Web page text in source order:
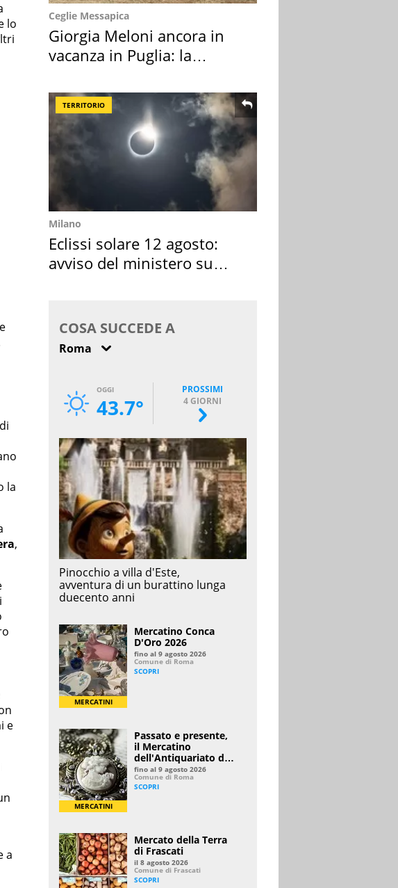
lo
la
,
e
a
Ceglie Messapica
Giorgia Meloni ancora in
vacanza in Puglia: la
TERRITORIO
Milano
Eclissi solare 12 agosto:
avviso del ministero su